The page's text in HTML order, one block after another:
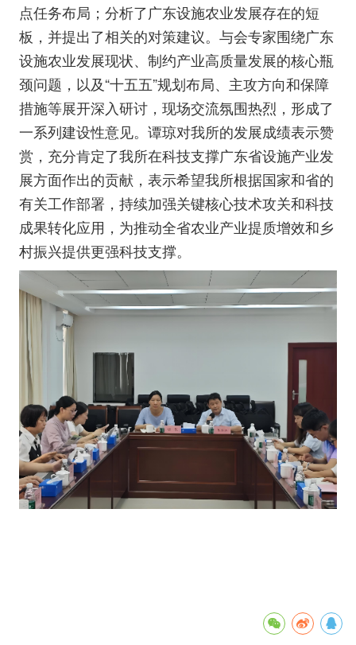
点任务布局；分析了广东设施农业发展存在的短
板，并提出了相关的对策建议。与会专家围绕广东
设施农业发展现状、制约产业高质量发展的核心瓶
颈问题，以及“十五五”规划布局、主攻方向和保障
措施等展开深入研讨，现场交流氛围热烈，形成了
一系列建设性意见。谭琼对我所的发展成绩表示赞
赏，充分肯定了我所在科技支撑广东省设施产业发
展方面作出的贡献，表示希望我所根据国家和省的
有关工作部署，持续加强关键核心技术攻关和科技
成果转化应用，为推动全省农业产业提质增效和乡
村振兴提供更强科技支撑。